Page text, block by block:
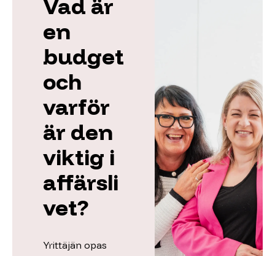
Vad är
en
budget
och
varför
är den
viktig i
affärsli
vet?
Yrittäjän opas